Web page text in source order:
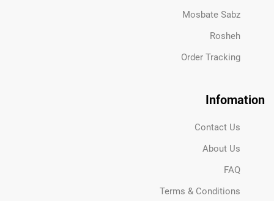
Mosbate Sabz
Rosheh
Order Tracking
Infomation
Contact Us
About Us
FAQ
Terms & Conditions